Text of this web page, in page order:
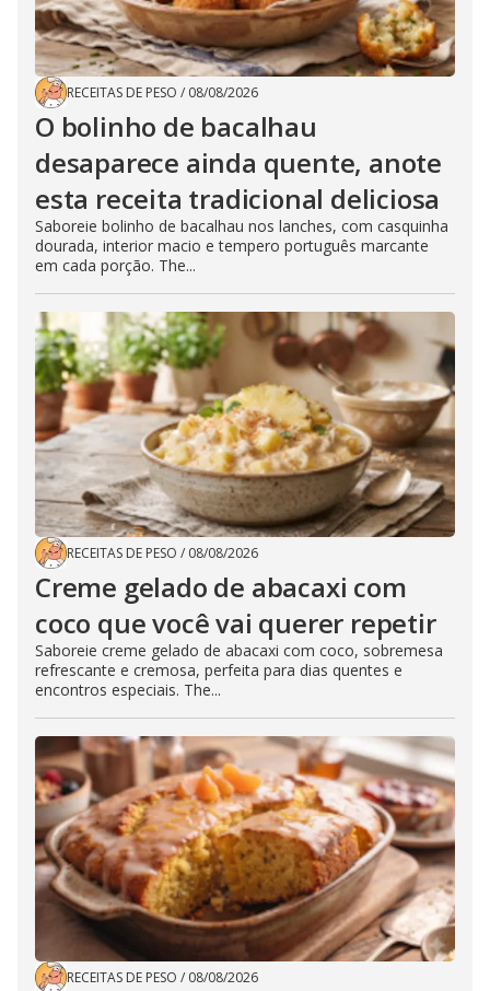
RECEITAS DE PESO / 08/08/2026
O bolinho de bacalhau
desaparece ainda quente, anote
esta receita tradicional deliciosa
Saboreie bolinho de bacalhau nos lanches, com casquinha
dourada, interior macio e tempero português marcante
em cada porção. The...
RECEITAS DE PESO / 08/08/2026
Creme gelado de abacaxi com
coco que você vai querer repetir
Saboreie creme gelado de abacaxi com coco, sobremesa
refrescante e cremosa, perfeita para dias quentes e
encontros especiais. The...
RECEITAS DE PESO / 08/08/2026